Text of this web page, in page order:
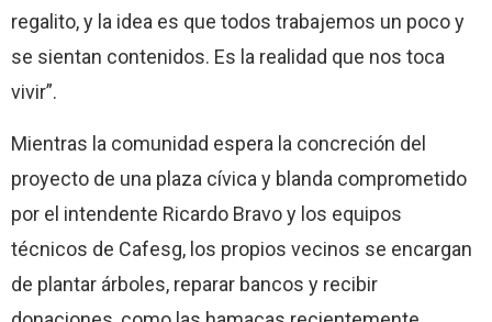
regalito, y la idea es que todos trabajemos un poco y
se sientan contenidos. Es la realidad que nos toca
vivir”.
Mientras la comunidad espera la concreción del
proyecto de una plaza cívica y blanda comprometido
por el intendente Ricardo Bravo y los equipos
técnicos de Cafesg, los propios vecinos se encargan
de plantar árboles, reparar bancos y recibir